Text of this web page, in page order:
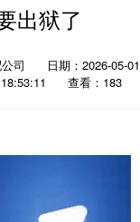
出狱了
司
日期：2026-05-01
18:53:11
查看：183